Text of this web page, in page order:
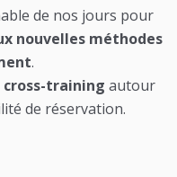
de nos jours pour
nouvelles méthodes
.
cross-training autour
de réservation.